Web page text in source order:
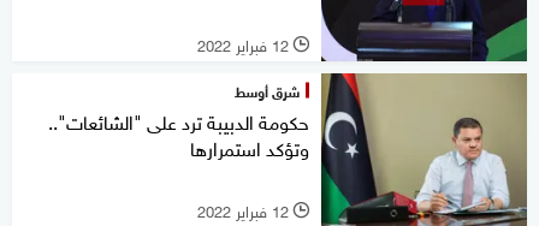
l 12 فبراير 2022
شرق أوسط
حكومة الدبيبة ترد على "الشائعات"..
وتؤكد استمرارها
l 12 فبراير 2022